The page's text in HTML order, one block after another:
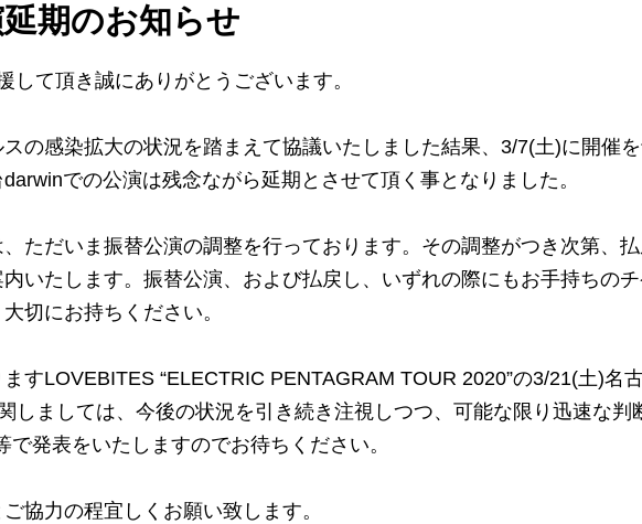
期のお知らせ
して頂き誠にありがとうございます。
の感染拡大の状況を踏まえて協議いたしました結果、3/7(土)に開催
での公演は残念ながら延期とさせて頂く事となりました。
ただいま振替公演の調整を行っております。その調整がつき次第、
いたします。振替公演、および払戻し、いずれの際にもお手持ちの
切にお持ちください。
すLOVEBITES “ELECTRIC PENTAGRAM TOUR 2020”の3/21(土)名
しましては、今後の状況を引き続き注視しつつ、可能な限り迅速な判
で発表をいたしますのでお待ちください。
協力の程宜しくお願い致します。